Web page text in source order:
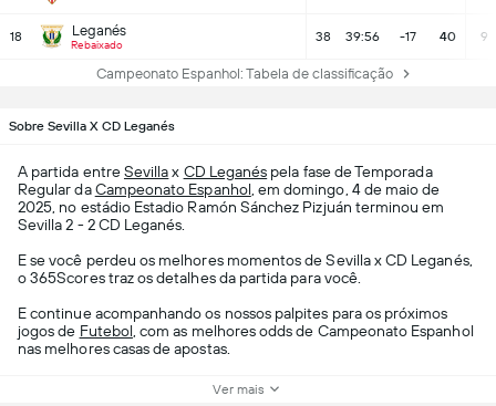
18 Leganés
Rebaixado
38 39:56 -17 40 9
Campeonato Espanhol: Tabela de classificação
Sobre Sevilla X CD Leganés
A partida entreSevillax CD Leganés pela fase de Temporada
Regular daCampeonato Espanhol , em domingo, 4 de maio de
2025, no estádio Estadio Ramón Sánchez Pizjuán terminou em
Sevilla 2 - 2 CD Leganés.
E se você perdeu os melhores momentos de Sevilla x CD Leganés,
o 365Scores traz os detalhes da partida para você.
E continue acompanhando os nossos palpites para os próximos
jogos de Futebol , com as melhores odds de Campeonato Espanhol
nas melhores casas de apostas.
Ver mais